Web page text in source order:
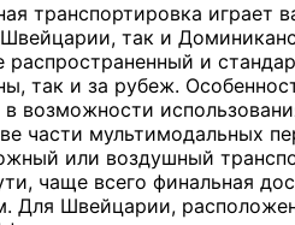
транспортировка играет
так и
распространенный и
так и за рубеж.
в возможности
части мультимодальных
или воздушный
чаще всего финальная
Для Швейцарии,